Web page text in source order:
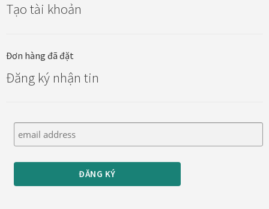
Nhận vẽ tranh theo yêu cầu
Quà tặng cao cấp
Quà Tết Doanh nghiệp 2026
Tạo tài khoản
Đơn hàng đã đặt
Đăng ký nhận tin